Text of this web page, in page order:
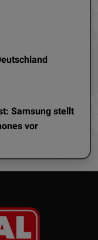
Samsung stellt
vor